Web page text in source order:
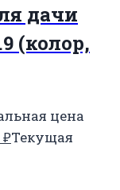
дачи
(колор,
цена
₽Текущая